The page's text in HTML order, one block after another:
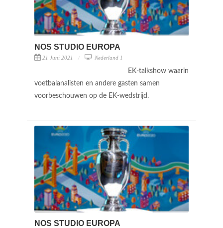
NOS STUDIO EUROPA
21 Juni 2021 Nederland 1
EK-talkshow waarin
voetbalanalisten en andere gasten samen
voorbeschouwen op de EK-wedstrijd.
NOS STUDIO EUROPA